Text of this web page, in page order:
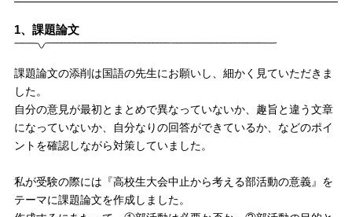
1、課題論文
課題論文の添削は国語の先生にお願いし、細かく見ていただきま
した。
自分の意見が最初とまとめで異なっていないか、趣旨と違う文章
になっていないか、自分なりの回答ができているか、などのポイ
ントを確認しながら対策していました。
私が受験の際には『高校生大会中止から考える部活動の意義』を
テーマに課題論文を作成しました。